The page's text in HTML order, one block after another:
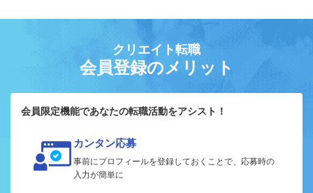
クリエイト転職
会員登録のメリット
会員限定機能であなたの転職活動をアシスト！
カンタン応募
事前にプロフィールを登録しておくことで、応募時の
入力が簡単に